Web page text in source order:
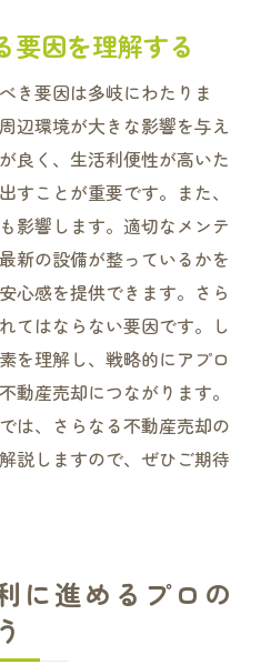
要因を理解する
き要因は多岐にわたりま
辺環境が大きな影響を与え
良く、生活利便性が高いた
すことが重要です。また、
影響します。適切なメンテ
新の設備が整っているかを
心感を提供できます。さら
てはならない要因です。し
を理解し、戦略的にアプロ
動産売却につながります。
は、さらなる不動産売却の
説しますので、ぜひご期待
に進めるプロの